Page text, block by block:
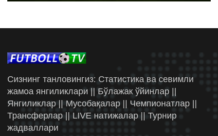
Сизнинг танловингиз: Статистика ва севимли
жамоа янгиликлари || Бўлажак ўйинлар ||
Янгиликлар || Мусобақалар || Чемпионатлар ||
Трансферлар || LIVE натижалар || Турнир
жадваллари